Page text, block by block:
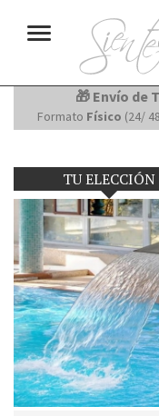
Toggle
navigation
🎁 Envío de
Formato Físico (24/
TU ELECCIÓN